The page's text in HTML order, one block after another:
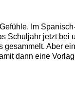
Im
Schuljahr jetzt bei
gesammelt. Aber
dann eine